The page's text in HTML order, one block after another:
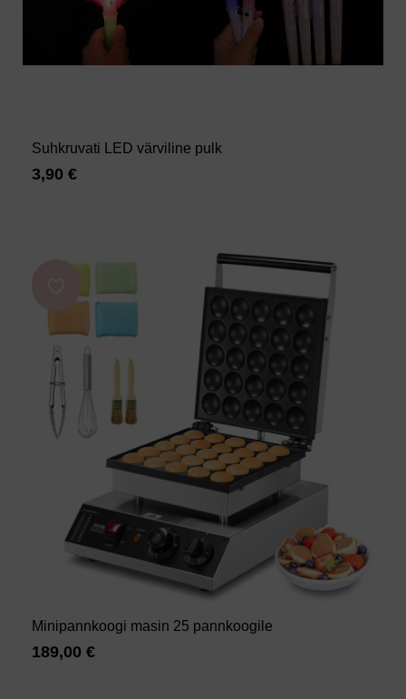
Suhkruvati LED värviline pulk
3,90 €
Minipannkoogi masin 25 pannkoogile
189,00 €